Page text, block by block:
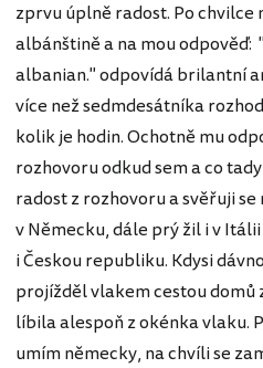
zprvu úplně radost. Po chvilce
albánštině a na mou odpověď:
albanian." odpovídá brilantní
více než sedmdesátníka
kolik je hodin. Ochotně mu
rozhovoru odkud sem a co
radost z rozhovoru a svěřuji
v Německu, dále prý žil i v
i Českou republiku. Kdysi
projížděl vlakem cestou domů
líbila alespoň z okénka vlaku.
umím německy, na chvíli se